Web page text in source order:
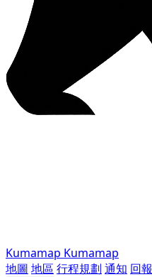
Kumamap Kumamap
地圖 地區 行程規劃 通知 回報